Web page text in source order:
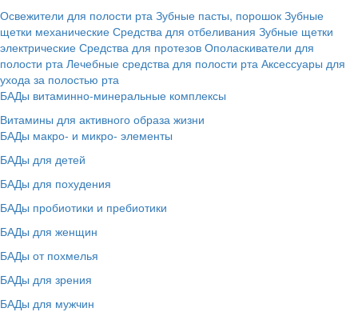
Освежители для полости рта Зубные пасты, порошок Зубные
щетки механические Средства для отбеливания Зубные щетки
электрические Средства для протезов Ополаскиватели для
полости рта Лечебные средства для полости рта Аксессуары для
ухода за полостью рта
БАДы витаминно-минеральные комплексы
Витамины для активного образа жизни
БАДы макро- и микро- элементы
БАДы для детей
БАДы для похудения
БАДы пробиотики и пребиотики
БАДы для женщин
БАДы от похмелья
БАДы для зрения
БАДы для мужчин